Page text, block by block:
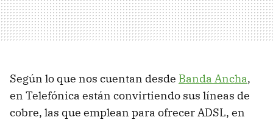
Según lo que nos cuentan desde Banda Ancha,
en Telefónica están convirtiendo sus líneas de
cobre, las que emplean para ofrecer ADSL, en